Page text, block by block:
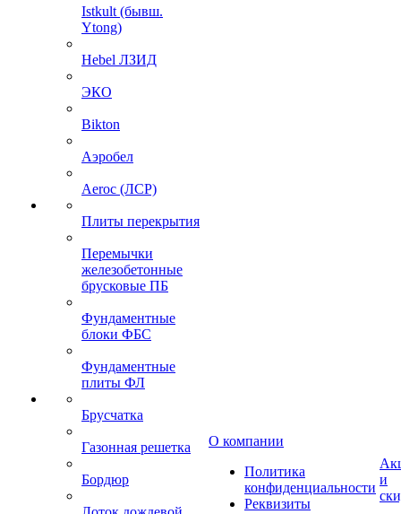
Istkult (бывш.
Ytong)
Hebel ЛЗИД
ЭКО
Bikton
Аэробел
Aeroc (ЛСР)
Плиты перекрытия
Перемычки
железобетонные
брусковые ПБ
Фундаментные
блоки ФБС
Фундаментные
плиты ФЛ
Брусчатка
Газонная решетка
Бордюр
О компании
Политика
конфиденциальности
Реквизиты
и